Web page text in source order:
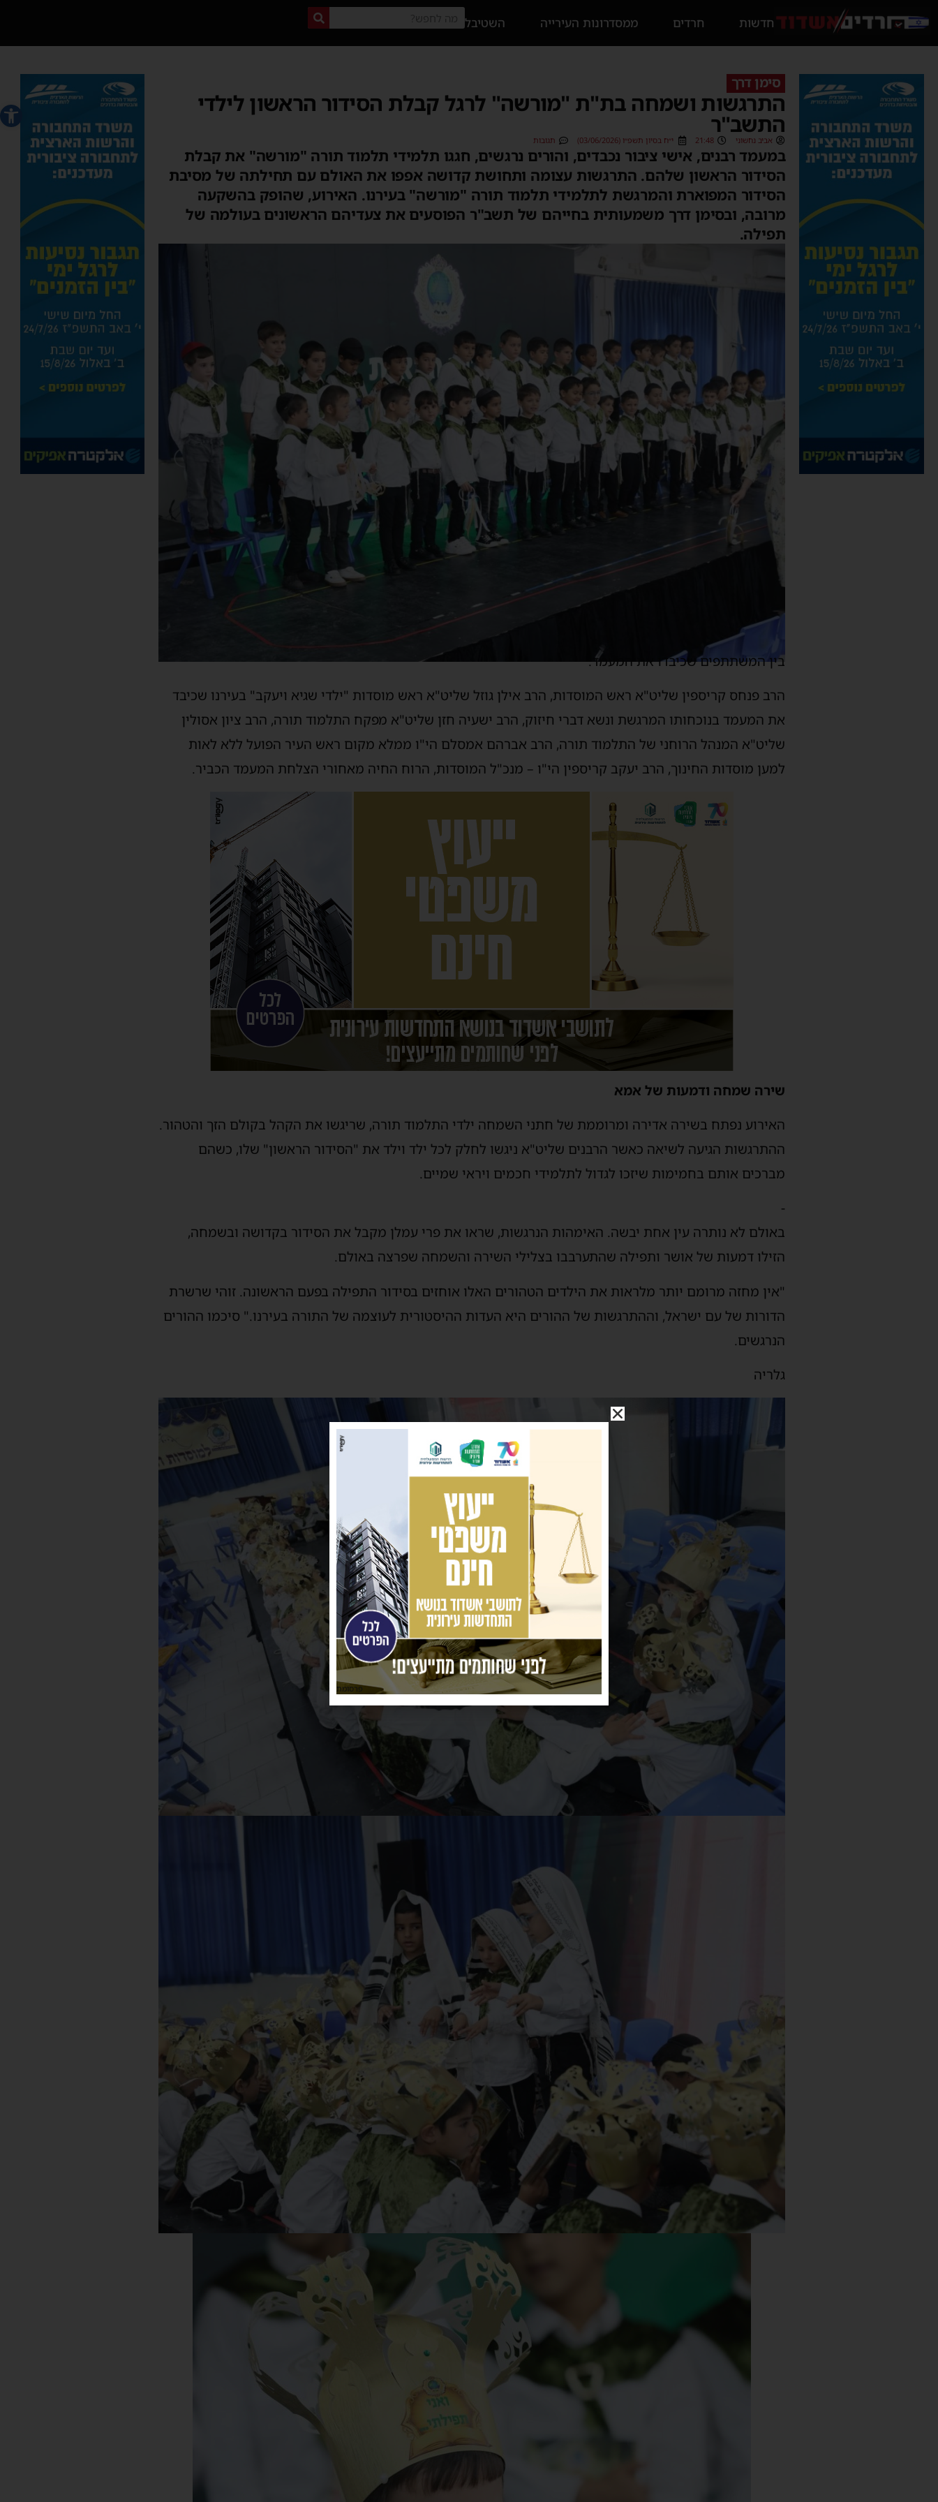
פתח
חדשות חרדים ממסדרונות העירייה השטיבל
סימן דרך
התרגשות ושמחה בת"ת "מורשה" לרגל קבלת הסידור הראשון לילדי
התשב"ר
אביב נחשוני 21:48 י״ח בסיון תשפ״ו (03/06/2026) תגובות
במעמד רבנים, אישי ציבור נכבדים, והורים נרגשים, חגגו תלמידי תלמוד תורה "מורשה" את קבלת
הסידור הראשון שלהם. התרגשות עצומה ותחושת קדושה אפפו את האולם עם תחילתה של מסיבת
הסידור המפוארת והמרגשת לתלמידי תלמוד תורה "מורשה" בעירנו. האירוע, שהופק בהשקעה
מרובה, ובסימן דרך משמעותית בחייהם של תשב"ר הפוסעים את צעדיהם הראשונים בעולמה של
תפילה.
בין המשתתפים שכיבדו את המעמד:
הרב פנחס קריספין שליט"א ראש המוסדות, הרב אילן גוזל שליט"א ראש מוסדות "ילדי שגיא ויעקב" בעירנו שכיבד
את המעמד בנוכחותו המרגשת ונשא דברי חיזוק, הרב ישעיה חזן שליט"א מפקח התלמוד תורה, הרב ציון אסולין
שליט"א המנהל הרוחני של התלמוד תורה, הרב אברהם אמסלם הי"ו ממלא מקום ראש העיר הפועל ללא לאות
למען מוסדות החינוך, הרב יעקב קריספין הי"ו – מנכ"ל המוסדות, הרוח החיה מאחורי הצלחת המעמד הכביר.
שירה שמחה ודמעות של אמא
האירוע נפתח בשירה אדירה ומרוממת של חתני השמחה ילדי התלמוד תורה, שריגשו את הקהל בקולם הזך והטהור.
ההתרגשות הגיעה לשיאה כאשר הרבנים שליט"א ניגשו לחלק לכל ילד וילד את "הסידור הראשון" שלו, כשהם
מברכים אותם בחמימות שיזכו לגדול לתלמידי חכמים ויראי שמיים.
-
באולם לא נותרה עין אחת יבשה. האימהות הנרגשות, שראו את פרי עמלן מקבל את הסידור בקדושה ובשמחה,
הזילו דמעות של אושר ותפילה שהתערבבו בצלילי השירה והשמחה שפרצה באולם.
"אין מחזה מרומם יותר מלראות את הילדים הטהורים האלו אוחזים בסידור התפילה בפעם הראשונה. זוהי שרשרת
הדורות של עם ישראל, וההתרגשות של ההורים היא העדות ההיסטורית לעוצמה של התורה בעירנו." סיכמו ההורים
הנרגשים.
גלריה
פרסומת